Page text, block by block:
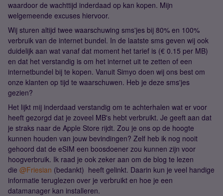
waardoor de wachttijd inderdaad op kan kopen. Mijn
welgemeende excuses hiervoor.
Wij sturen altijd twee waarschuwing sms'jes bij 80% en 100%
verbruik van de internet bundel. In de laatste sms geven wij ook
duidelijk aan wat vanaf dat moment het tarief is (€ 0.15 per MB)
en dat het verstandig is om het internet uit te zetten of een
internetbundel bij te kopen. Vanuit Simyo doen wij ons best om
onze klanten op tijd te waarschuwen. Heb je deze sms'jes
gezien?
Het lijkt mij inderdaad verstandig om te achterhalen wat er voor
heeft gezorgd dat je zoveel MB's hebt verbruikt. Je geeft aan dat
je straks naar de Apple Store rijdt. Zou je ons op de hoogte
kunnen houden van jouw bevindingen? Zelf heb ik nog nooit
gehoord dat de eSIM een boosdoener zou kunnen zijn voor
hoogverbruik. Ik raad je ook zeker aan om de blog te lezen
die @Friesian (bedankt) heeft gelinkt. Daarin kun je veel handige
informatie teruglezen over je verbruikt en hoe je een
datamanager kan installeren.